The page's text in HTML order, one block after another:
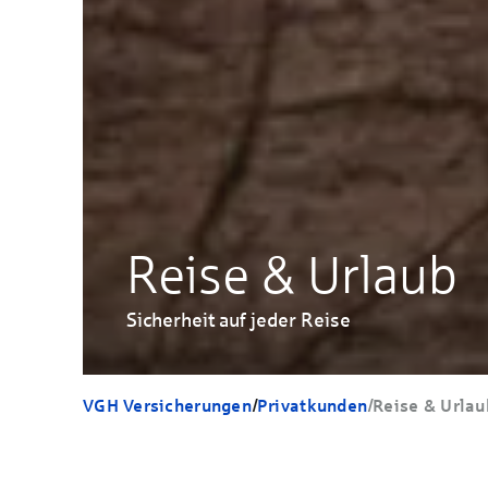
Reise & Urlaub
Sicherheit auf jeder Reise
VGH Versicherungen/Privatkunden/Reise &